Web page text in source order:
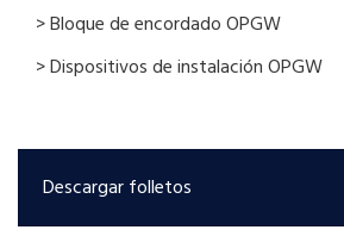
> Bloque de encordado OPGW
> Dispositivos de instalación OPGW
Descargar folletos